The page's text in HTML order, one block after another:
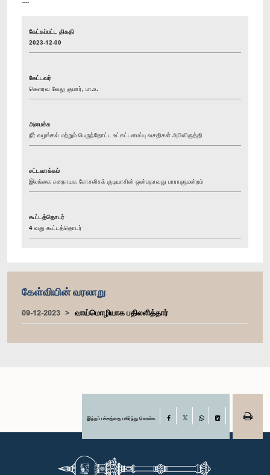
கேட்கப்பட்ட திகதி
2023-12-09
கேட்டவர்
கௌரவ வேலு குமார், பா.உ.
அமைச்சு
நீர் வழங்கல் மற்றும் பெருந்தோட்ட உட்கட்டமைப்பு வசதிகள் அபிவிருத்தி
சட்டவாக்கம்
இலங்கை சனநாயக சோசலிசக் குடியரசின் ஒன்பதாவது பாராளுமன்றம்
கூட்டத்தொடர்
4 வது கூட்டத்தொடர்
கேள்வியின் வரலாறு
09-12-2023 வாய்மொழியாக பதிலளித்தார்
இந்தப் பக்கத்தை பகிர்ந்து கொள்க Facebook